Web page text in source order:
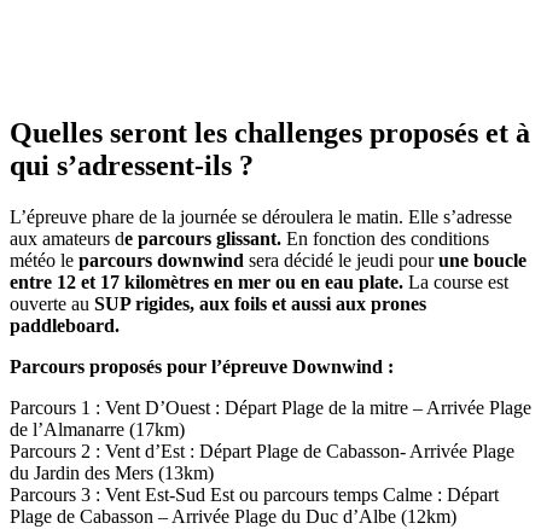
Quelles seront les challenges proposés et à
qui s’adressent-ils ?
L’épreuve phare de la journée se déroulera le matin. Elle s’adresse
aux amateurs de parcours glissant. En fonction des conditions
météo le parcours downwind sera décidé le jeudi pourune boucle
entre 12 et 17 kilomètres en mer ou en eau plate. La course est
ouverte au SUP rigides, aux foils et aussi aux prones
paddleboard.
Parcours proposés pour l’épreuve Downwind :
Parcours 1 : Vent D’Ouest : Départ Plage de la mitre – Arrivée Plage
de l’Almanarre (17km)
Parcours 2 : Vent d’Est : Départ Plage de Cabasson- Arrivée Plage
du Jardin des Mers (13km)
Parcours 3 : Vent Est-Sud Est ou parcours temps Calme : Départ
Plage de Cabasson – Arrivée Plage du Duc d’Albe (12km)